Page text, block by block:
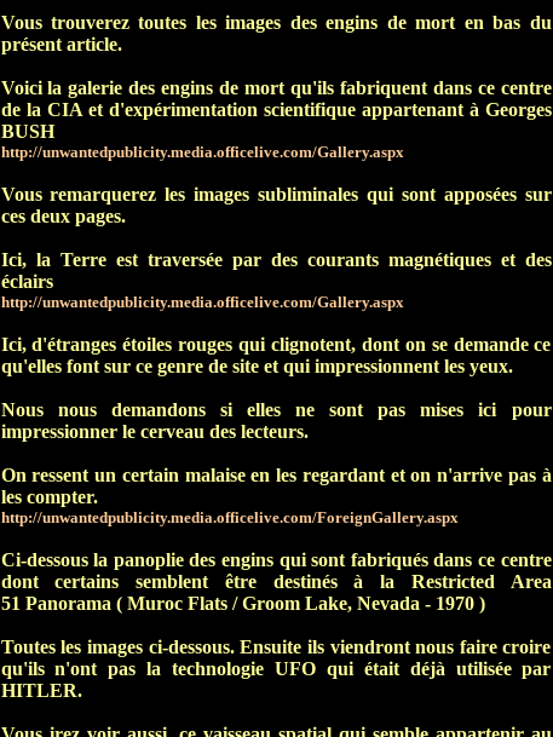
Vous trouverez toutes les images des engins de mort en bas du
présent article.
Voici la galerie des engins de mort qu'ils fabriquent dans ce centre
de la CIA et d'expérimentation scientifique appartenant à Georges
BUSH
http://unwantedpublicity.media.officelive.com/Gallery.aspx
Vous remarquerez les images subliminales qui sont apposées sur
ces deux pages.
Ici, la Terre est traversée par des courants magnétiques et des
éclairs
http://unwantedpublicity.media.officelive.com/Gallery.aspx
Ici, d'étranges étoiles rouges qui clignotent, dont on se demande ce
qu'elles font sur ce genre de site et qui impressionnent les yeux.
Nous nous demandons si elles ne sont pas mises ici pour
impressionner le cerveau des lecteurs.
On ressent un certain malaise en les regardant et on n'arrive pas à
les compter.
http://unwantedpublicity.media.officelive.com/ForeignGallery.aspx
Ci-dessous la panoplie des engins qui sont fabriqués dans ce centre
dont certains semblent être destinés à la Restricted Area
51 Panorama ( Muroc Flats / Groom Lake, Nevada - 1970 )
Toutes les images ci-dessous. Ensuite ils viendront nous faire croire
qu'ils n'ont pas la technologie UFO qui était déjà utilisée par
HITLER.